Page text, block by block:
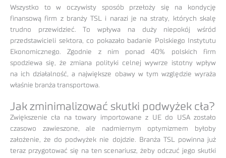
Wszystko to w oczywisty sposób przełoży się na kondycję
finansową firm z branży TSL i narazi je na straty, których skalę
trudno przewidzieć. To wpływa na duży niepokój wśród
przedstawicieli sektora, co pokazało badanie Polskiego Instytutu
Ekonomicznego. Zgodnie z nim ponad 40% polskich firm
spodziewa się, że zmiana polityki celnej wywrze istotny wpływ
na ich działalność, a największe obawy w tym względzie wyraża
właśnie branża transportowa.
Jak zminimalizować skutki podwyżek cła?
Zwiększenie cła na towary importowane z UE do USA zostało
czasowo zawieszone, ale nadmiernym optymizmem byłoby
założenie, że do podwyżek nie dojdzie. Branża TSL powinna już
teraz przygotować się na ten scenariusz, żeby odczuć jego skutki